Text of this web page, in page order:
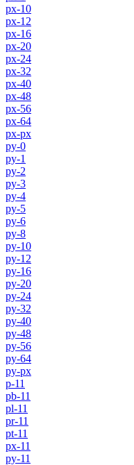
px-10
px-12
px-16
px-20
px-24
px-32
px-40
px-48
px-56
px-64
px-px
py-0
py-1
py-2
py-3
py-4
py-5
py-6
py-8
py-10
py-12
py-16
py-20
py-24
py-32
py-40
py-48
py-56
py-64
py-px
p-11
pb-11
pl-11
pr-11
pt-11
px-11
py-11